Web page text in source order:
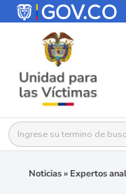
Buscar:
Noticias» Expertos